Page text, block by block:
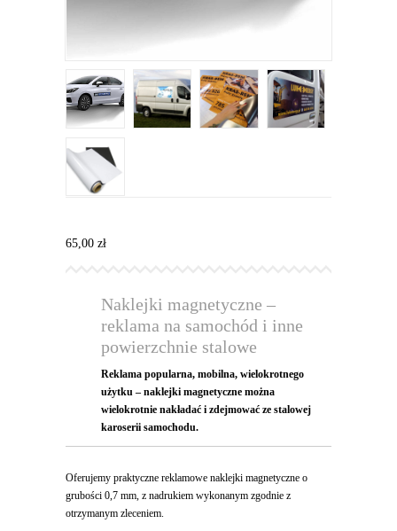
65,00 zł
Naklejki magnetyczne –
reklama na samochód i inne
powierzchnie stalowe
Reklama popularna, mobilna, wielokrotnego
użytku – naklejki magnetyczne można
wielokrotnie nakładać i zdejmować ze stalowej
karoserii samochodu.
Oferujemy praktyczne reklamowe naklejki magnetyczne o
grubości 0,7 mm, z nadrukiem wykonanym zgodnie z
otrzymanym zleceniem.